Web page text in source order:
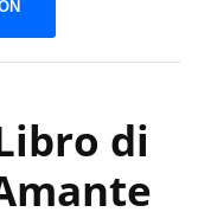
di